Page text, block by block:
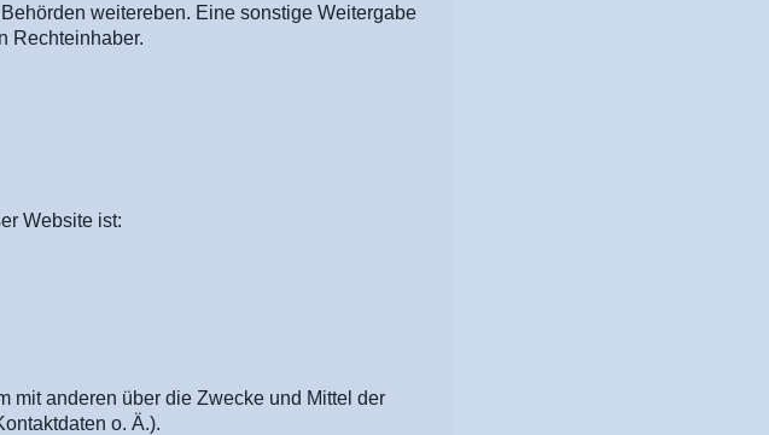
weitereben. Eine sonstige Weitergabe
Rechteinhaber.
Website ist:
mit anderen über die Zwecke und Mittel der
o. Ä.).